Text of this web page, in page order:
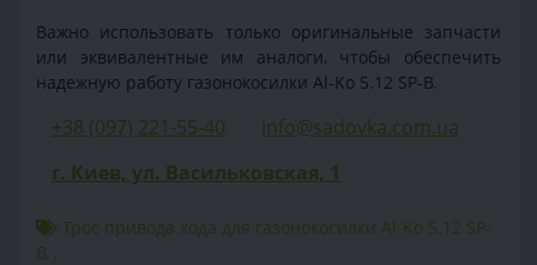
Важно использовать только оригинальные запчасти
или эквивалентные им аналоги, чтобы обеспечить
надежную работу газонокосилки Al-Ko 5.12 SP-B.
+38 (097) 221-55-40
info@sadovka.com.ua
г. Киев, ул. Васильковская, 1
Трос привода хода для газонокосилки Al-Ko 5.12 SP-
B, ,